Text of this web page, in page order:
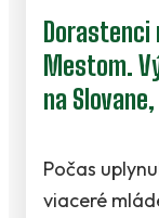
Dorastenci
Mestom.
na
Počas
viaceré